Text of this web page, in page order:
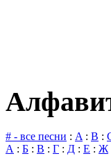
# - все песни : A: B :
А : Б : В : Г : Д : Е : Ж